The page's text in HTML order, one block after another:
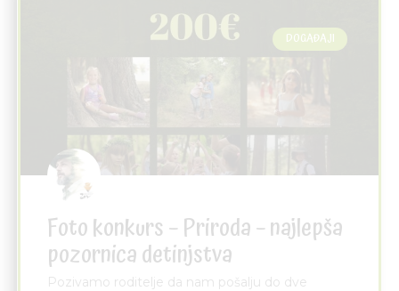
DOGAĐAJI
Foto konkurs – Priroda – najlepša
pozornica detinjstva
Pozivamo roditelje da nam pošalju do dve